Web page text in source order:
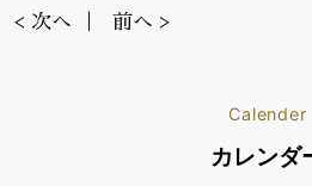
< 次へ 前へ >
Calender
カレンダ